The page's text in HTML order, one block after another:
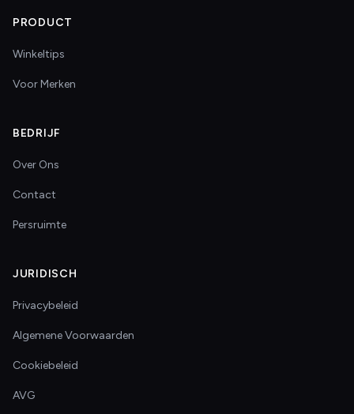
PRODUCT
Winkeltips
Voor Merken
BEDRIJF
Over Ons
Contact
Persruimte
JURIDISCH
Privacybeleid
Algemene Voorwaarden
Cookiebeleid
AVG